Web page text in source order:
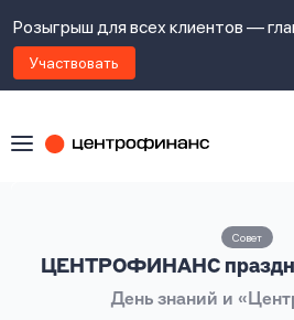
Розыгрыш для всех клиентов —
Участвовать
Совет
ЦЕНТРОФИНАНС
День знаний и
Наши с
правилами
предоставления